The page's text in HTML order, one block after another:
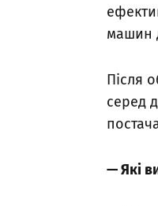
машин
Після
серед
— Які